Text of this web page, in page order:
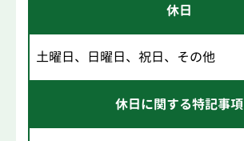
休日
土曜日、日曜日、祝日、その他
休日に関する特記事項